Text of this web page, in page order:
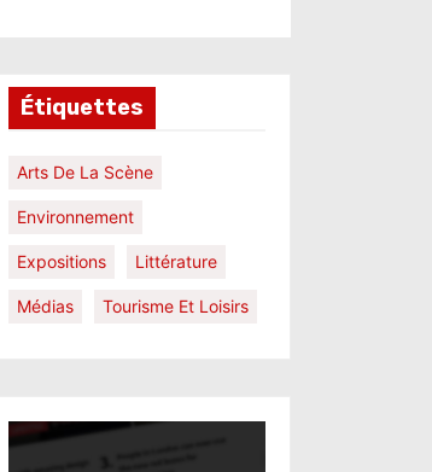
Étiquettes
Arts De La Scène
Environnement
Expositions Littérature
Médias Tourisme Et Loisirs